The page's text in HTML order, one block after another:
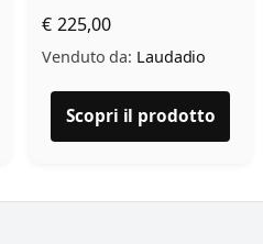
€ 225,00
Venduto da: Laudadio
Scopri il prodotto